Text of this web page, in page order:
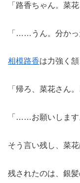
「路香ちゃん。菜
「……うん。分かっ
相模路香は力強く
「帰ろ、菜花さん
「……お願いしま
そう言い残し、菜
残されたのは、銀